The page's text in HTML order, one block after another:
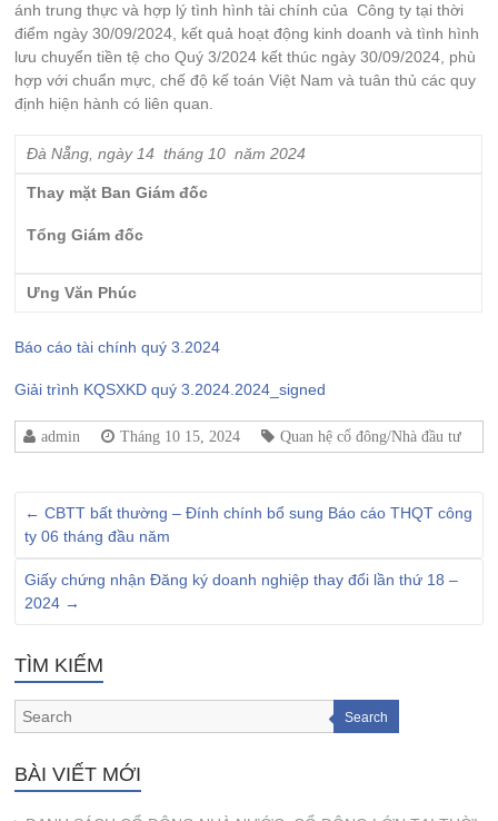
ánh trung thực và hợp lý tình hình tài chính của Công ty tại thời
điểm ngày 30/09/2024, kết quả hoạt động kinh doanh và tình hình
lưu chuyển tiền tệ cho Quý 3/2024 kết thúc ngày 30/09/2024, phù
hợp với chuẩn mực, chế độ kế toán Việt Nam và tuân thủ các quy
định hiện hành có liên quan.
Đà Nẵng, ngày 14 tháng 10 năm2024
Thay mặt Ban Giám đốc
Tổng Giám đốc
Ưng Văn Phúc
Báo cáo tài chính quý 3.2024
Giải trình KQSXKD quý 3.2024.2024_signed
admin Tháng 10 15, 2024 Quan hệ cổ đông/Nhà đầu tư
← CBTT bất thường – Đính chính bổ sung Báo cáo THQT công
ty 06 tháng đầu năm
Giấy chứng nhận Đăng ký doanh nghiệp thay đổi lần thứ 18 –
2024 →
TÌM KIẾM
Search
BÀI VIẾT MỚI